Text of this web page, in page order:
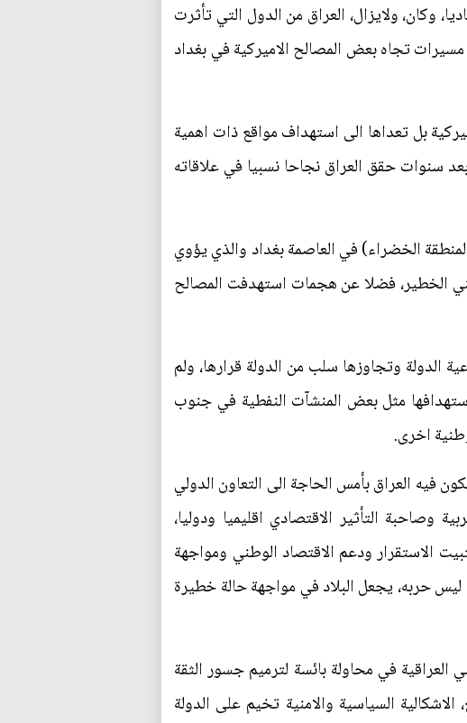
وكان، ولايزال، العراق من الدول التي تأثرت
تجاه بعض المصالح الاميركية في بغداد
بل تعداها الى استهداف مواقع ذات اهمية
سنوات حقق العراق نجاحا نسبيا في علاقاته
الخضراء) في العاصمة بغداد والذي يؤوي
الخطير، فضلا عن هجمات استهدفت المصالح
الدولة وتجاوزها سلب من الدولة قرارها، ولم
مثل بعض المنشآت النفطية في جنوب
اخرى.
فيه العراق بأمس الحاجة الى التعاون الدولي
وصاحبة التأثير الاقتصادي اقليميا ودوليا،
الاستقرار ودعم الاقتصاد الوطني ومواجهة
ليس حربه، يجعل البلاد في مواجهة حالة خطيرة
في محاولة بائسة لترميم جسور الثقة
الاشكالية السياسية والامنية تخيم على الدولة